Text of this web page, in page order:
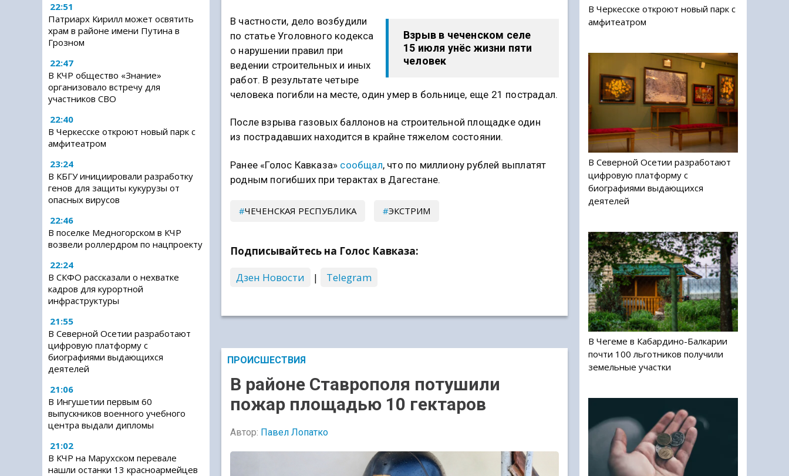
22:51
Патриарх Кирилл может освятить
храм в районе имени Путина в
Грозном
22:47
В КЧР общество «Знание»
организовало встречу для
участников СВО
22:40
В Черкесске откроют новый парк с
амфитеатром
23:24
В КБГУ инициировали разработку
генов для защиты кукурузы от
опасных вирусов
22:46
В поселке Медногорском в КЧР
возвели роллердром по нацпроекту
22:24
В СКФО рассказали о нехватке
кадров для курортной
инфраструктуры
21:55
В Северной Осетии разработают
цифровую платформу с
биографиями выдающихся
деятелей
21:06
В Ингушетии первым 60
выпускников военного учебного
центра выдали дипломы
21:02
В КЧР на Марухском перевале
нашли останки 13 красноармейцев
Взрыв в чеченском селе
15 июля унёс жизни пяти
человек
В частности, дело возбудили
по статье Уголовного кодекса
о нарушении правил при
ведении строительных и иных
работ. В результате четыре
человека погибли на месте, один умер в больнице, еще 21 пострадал.
После взрыва газовых баллонов на строительной площадке один
из пострадавших находится в крайне тяжелом состоянии.
Ранее «Голос Кавказа» сообщал, что по миллиону рублей выплатят
родным погибших при терактах в Дагестане.
ЧЕЧЕНСКАЯ РЕСПУБЛИКА ЭКСТРИМ
Подписывайтесь на Голос Кавказа:
Дзен Новости
| Telegram
ПРОИСШЕСТВИЯ
В районе Ставрополя потушили
пожар площадью 10 гектаров
Автор: Павел Лопатко
В Черкесске откроют новый парк с
амфитеатром
В Северной Осетии разработают
цифровую платформу с
биографиями выдающихся
деятелей
В Чегеме в Кабардино-Балкарии
почти 100 льготников получили
земельные участки